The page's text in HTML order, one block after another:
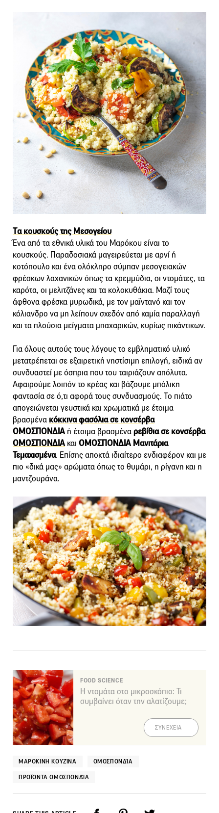
Tα κουσκούς της Μεσογείου
Ένα από τα εθνικά υλικά του Μαρόκου είναι το
κουσκούς. Παραδοσιακά μαγειρεύεται με αρνί ή
κοτόπουλο και ένα ολόκληρο σύμπαν μεσογειακών
φρέσκων λαχανικών όπως τα κρεμμύδια, οι ντομάτες, τα
καρότα, οι μελιτζάνες και τα κολοκυθάκια. Μαζί τους
άφθονα φρέσκα μυρωδικά, με τον μαϊντανό και τον
κόλιανδρο να μη λείπουν σχεδόν από καμία παραλλαγή
και τα πλούσια μείγματα μπαχαρικών, κυρίως πικάντικων.
Για όλους αυτούς τους λόγους το εμβληματικό υλικό
μετατρέπεται σε εξαιρετική νηστίσιμη επιλογή, ειδικά αν
συνδυαστεί με όσπρια που του ταιριάζουν απόλυτα.
Αφαιρούμε λοιπόν το κρέας και βάζουμε μπόλικη
φαντασία σε ό,τι αφορά τους συνδυασμούς. Το πιάτο
απογειώνεται γευστικά και χρωματικά με έτοιμα
βρασμένα κόκκινα φασόλια σε κονσέρβα
ΟΜΟΣΠΟΝΔΙΑή έτοιμα βρασμέναρεβίθια σε κονσέρβα
ΟΜΟΣΠΟΝΔΙΑκαι ΟΜΟΣΠΟΝΔΙΑ Μανιτάρια
Τεμαχισμένα. Επίσης αποκτά ιδιαίτερο ενδιαφέρον και με
πιο «δικά μας» αρώματα όπως το θυμάρι, η ρίγανη και η
μαντζουράνα.
FOOD SCIENCE
Η ντομάτα στο μικροσκόπιο: Τι
συμβαίνει όταν την αλατίζουμε;
ΣΥΝΕΧΕΙΑ
ΜΑΡΟΚΙΝΉ ΚΟΥΖΊΝΑ ΟΜΟΣΠΟΝΔΊΑ
ΠΡΟΪΌΝΤΑ ΟΜΟΣΠΟΝΔΊΑ